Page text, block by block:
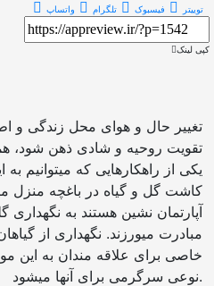
توییتر فیسبوک تلگرام واتساپ
کپی لینک
تغییر حال و هوای محل زندگی و
تقویت روحیه و شادی ذهن شود،
یکی از راهکارهایی که میتوانیم
کاشت گل و گیاه در باغچه منزل
آپارتمان نشین هستند به
مبادرت میورزند. نگهداری از
خاصی برای علاقه مندان به این
نوعی سرگرمی برای آنها میشود.